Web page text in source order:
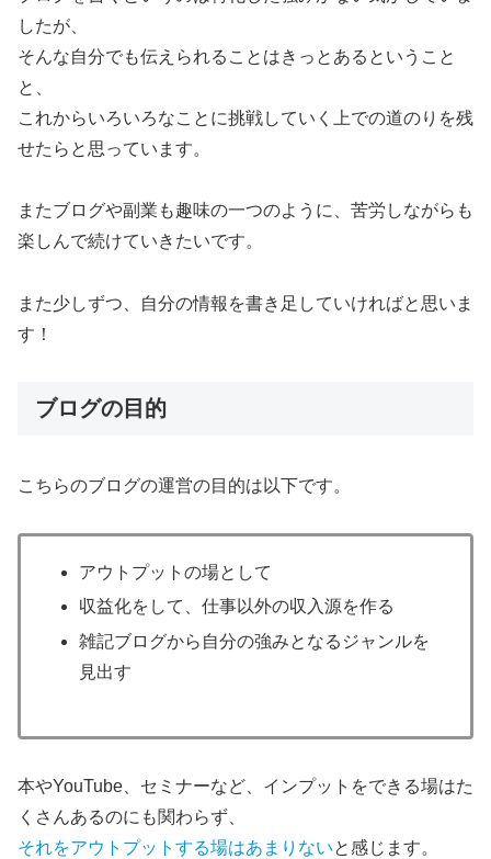
したが、
そんな自分でも伝えられることはきっとあるということ
と、
これからいろいろなことに挑戦していく上での道のりを残
せたらと思っています。
またブログや副業も趣味の一つのように、苦労しながらも
楽しんで続けていきたいです。
また少しずつ、自分の情報を書き足していければと思いま
す！
ブログの目的
こちらのブログの運営の目的は以下です。
アウトプットの場として
収益化をして、仕事以外の収入源を作る
雑記ブログから自分の強みとなるジャンルを
見出す
本やYouTube、セミナーなど、インプットをできる場はた
くさんあるのにも関わらず、
それをアウトプットする場はあまりないと感じます。